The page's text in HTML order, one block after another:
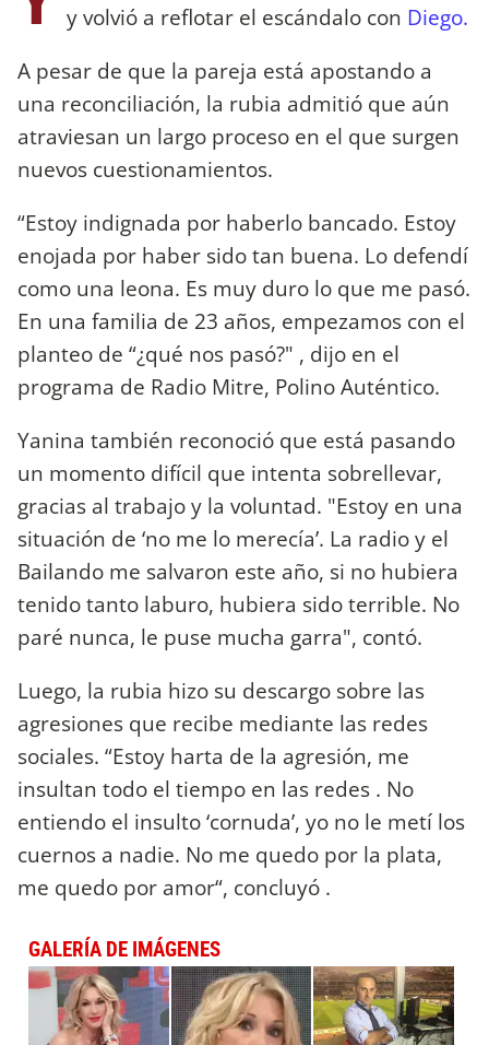
y volvió a reflotar el escándalo con Diego.
A pesar de que la pareja está apostando a
una reconciliación, la rubia admitió que aún
atraviesan un largo proceso en el que surgen
nuevos cuestionamientos.
“Estoy indignada por haberlo bancado. Estoy
enojada por haber sido tan buena. Lo defendí
como una leona. Es muy duro lo que me pasó.
En una familia de 23 años, empezamos con el
planteo de “¿qué nos pasó?" , dijo en el
programa de Radio Mitre, Polino Auténtico.
Yanina también reconoció que está pasando
un momento difícil que intenta sobrellevar,
gracias al trabajo y la voluntad. "Estoy en una
situación de ‘no me lo merecía’. La radio y el
Bailando me salvaron este año, si no hubiera
tenido tanto laburo, hubiera sido terrible. No
paré nunca, le puse mucha garra", contó.
Luego, la rubia hizo su descargo sobre las
agresiones que recibe mediante las redes
sociales. “Estoy harta de la agresión, me
insultan todo el tiempo en las redes . No
entiendo el insulto ‘cornuda’, yo no le metí los
cuernos a nadie. No me quedo por la plata,
me quedo por amor“, concluyó .
GALERÍA DE IMÁGENES